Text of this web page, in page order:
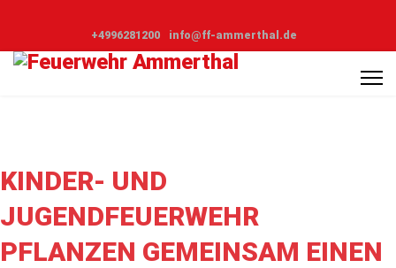
+4996281200 info@ff-ammerthal.de
KINDER- UND
JUGENDFEUERWEHR
PFLANZEN GEMEINSAM EINEN